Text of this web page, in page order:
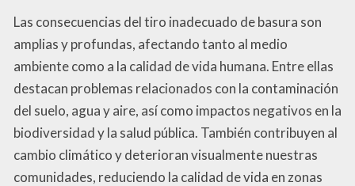
Las consecuencias del tiro inadecuado de basura son
amplias y profundas, afectando tanto al medio
ambiente como a la calidad de vida humana. Entre ellas
destacan problemas relacionados con la contaminación
del suelo, agua y aire, así como impactos negativos en la
biodiversidad y la salud pública. También contribuyen al
cambio climático y deterioran visualmente nuestras
comunidades, reduciendo la calidad de vida en zonas